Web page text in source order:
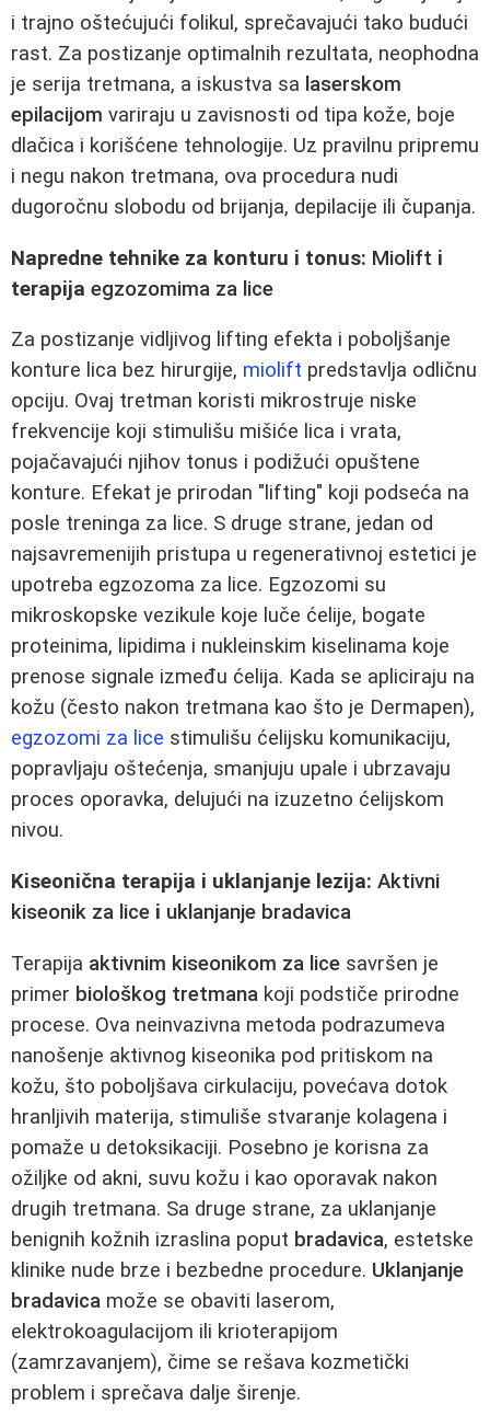
i trajno oštećujući folikul, sprečavajući tako budući
rast. Za postizanje optimalnih rezultata, neophodna
je serija tretmana, a iskustva sa laserskom
epilacijom variraju u zavisnosti od tipa kože, boje
dlačica i korišćene tehnologije. Uz pravilnu pripremu
i negu nakon tretmana, ova procedura nudi
dugoročnu slobodu od brijanja, depilacije ili čupanja.
Napredne tehnike za konturu i tonus: Miolift i
terapija egzozomima za lice
Za postizanje vidljivog lifting efekta i poboljšanje
konture lica bez hirurgije, miolift predstavlja odličnu
opciju. Ovaj tretman koristi mikrostruje niske
frekvencije koji stimulišu mišiće lica i vrata,
pojačavajući njihov tonus i podižući opuštene
konture. Efekat je prirodan "lifting" koji podseća na
posle treninga za lice. S druge strane, jedan od
najsavremenijih pristupa u regenerativnoj estetici je
upotreba egzozoma za lice. Egzozomi su
mikroskopske vezikule koje luče ćelije, bogate
proteinima, lipidima i nukleinskim kiselinama koje
prenose signale između ćelija. Kada se apliciraju na
kožu (često nakon tretmana kao što je Dermapen),
egzozomi za lice stimulišu ćelijsku komunikaciju,
popravljaju oštećenja, smanjuju upale i ubrzavaju
proces oporavka, delujući na izuzetno ćelijskom
nivou.
Kiseonična terapija i uklanjanje lezija: Aktivni
kiseonik za lice i uklanjanje bradavica
Terapija aktivnim kiseonikom za lice savršen je
primer biološkog tretmana koji podstiče prirodne
procese. Ova neinvazivna metoda podrazumeva
nanošenje aktivnog kiseonika pod pritiskom na
kožu, što poboljšava cirkulaciju, povećava dotok
hranljivih materija, stimuliše stvaranje kolagena i
pomaže u detoksikaciji. Posebno je korisna za
ožiljke od akni, suvu kožu i kao oporavak nakon
drugih tretmana. Sa druge strane, za uklanjanje
benignih kožnih izraslina poput bradavica, estetske
klinike nude brze i bezbedne procedure. Uklanjanje
bradavica može se obaviti laserom,
elektrokoagulacijom ili krioterapijom
(zamrzavanjem), čime se rešava kozmetički
problem i sprečava dalje širenje.